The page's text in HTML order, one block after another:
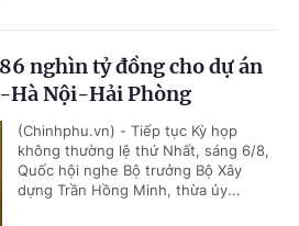
nghìn tỷ đồng cho dự án
Hà Nội-Hải Phòng
(Chinhphu.vn) - Tiếp tục Kỳ họp
không thường lệ thứ Nhất, sáng 6/8,
Quốc hội nghe Bộ trưởng Bộ Xây
dựng Trần Hồng Minh, thừa ủy...